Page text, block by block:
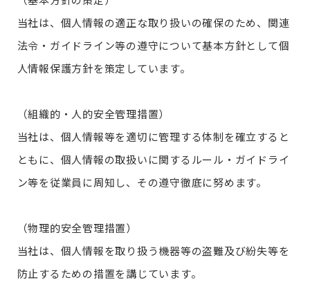
当社は、個人情報の適正な取り扱いの確保のため、関連
法令・ガイドライン等の遵守について基本方針として個
人情報保護方針を策定しています。
（組織的・人的安全管理措置）
当社は、個人情報等を適切に管理する体制を確立すると
ともに、個人情報の取扱いに関するルール・ガイドライ
ン等を従業員に周知し、その遵守徹底に努めます。
（物理的安全管理措置）
当社は、個人情報を取り扱う機器等の盗難及び紛失等を
防止するための措置を講じています。